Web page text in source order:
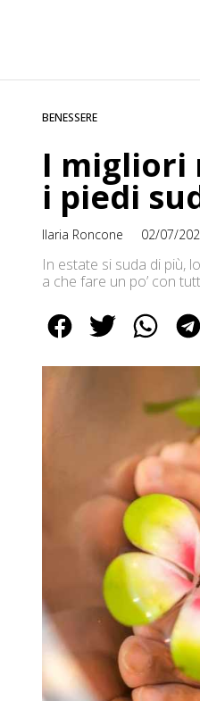
BENESSERE
I migliori
i piedi
Ilaria Roncone 02/07/
In estate si suda di più,
a che fare un po’ con